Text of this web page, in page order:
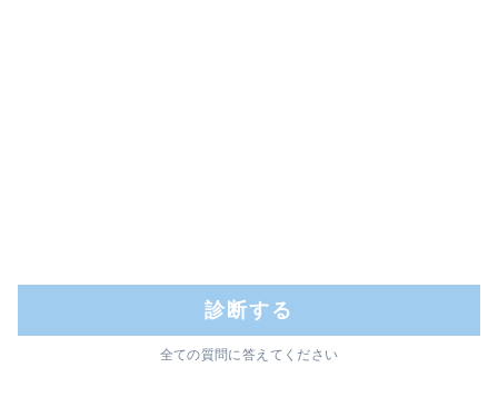
診断する
全ての質問に答えてください